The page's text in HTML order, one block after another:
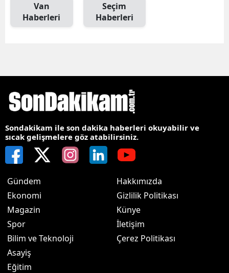
Van
Haberleri
Seçim
Haberleri
Sondakikam ile son dakika haberleri okuyabilir ve
sıcak gelişmelere göz atabilirsiniz.
Gündem
Ekonomi
Magazin
Spor
Bilim ve Teknoloji
Asayiş
Eğitim
Hakkımızda
Gizlilik Politikası
Künye
İletişim
Çerez Politikası